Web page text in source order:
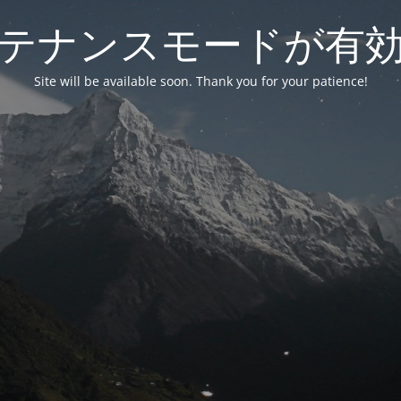
ナンスモードが有
Site will be available soon. Thank you for your patience!